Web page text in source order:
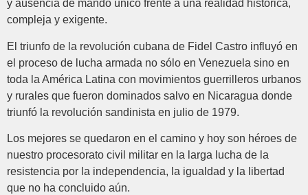
y ausencia de mando único frente a una realidad histórica,
compleja y exigente.
El triunfo de la revolución cubana de Fidel Castro influyó en
el proceso de lucha armada no sólo en Venezuela sino en
toda la América Latina con movimientos guerrilleros urbanos
y rurales que fueron dominados salvo en Nicaragua donde
triunfó la revolución sandinista en julio de 1979.
Los mejores se quedaron en el camino y hoy son héroes de
nuestro procesorato civil militar en la larga lucha de la
resistencia por la independencia, la igualdad y la libertad
que no ha concluido aún.